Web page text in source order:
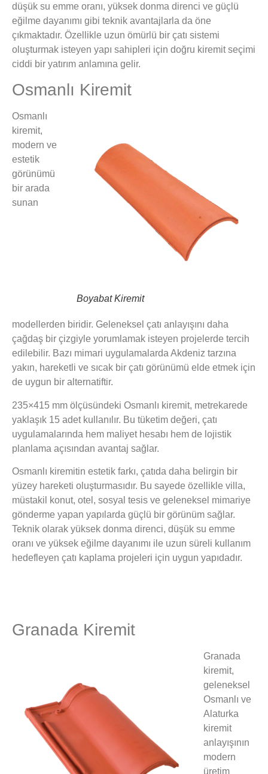
düşük su emme oranı, yüksek donma direnci ve güçlü
eğilme dayanımı gibi teknik avantajlarla da öne
çıkmaktadır. Özellikle uzun ömürlü bir çatı sistemi
oluşturmak isteyen yapı sahipleri için doğru kiremit seçimi
ciddi bir yatırım anlamına gelir.
Osmanlı Kiremit
Boyabat Kiremit
Osmanlı
kiremit,
modern ve
estetik
görünümü
bir arada
sunan
modellerden biridir. Geleneksel çatı anlayışını daha
çağdaş bir çizgiyle yorumlamak isteyen projelerde tercih
edilebilir. Bazı mimari uygulamalarda Akdeniz tarzına
yakın, hareketli ve sıcak bir çatı görünümü elde etmek için
de uygun bir alternatiftir.
235×415 mm ölçüsündeki Osmanlı kiremit, metrekarede
yaklaşık 15 adet kullanılır. Bu tüketim değeri, çatı
uygulamalarında hem maliyet hesabı hem de lojistik
planlama açısından avantaj sağlar.
Osmanlı kiremitin estetik farkı, çatıda daha belirgin bir
yüzey hareketi oluşturmasıdır. Bu sayede özellikle villa,
müstakil konut, otel, sosyal tesis ve geleneksel mimariye
gönderme yapan yapılarda güçlü bir görünüm sağlar.
Teknik olarak yüksek donma direnci, düşük su emme
oranı ve yüksek eğilme dayanımı ile uzun süreli kullanım
hedefleyen çatı kaplama projeleri için uygun yapıdadır.
Granada Kiremit
Granada
kiremit,
geleneksel
Osmanlı ve
Alaturka
kiremit
anlayışının
modern
üretim